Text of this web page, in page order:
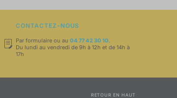
CONTACTEZ-NOUS
Par formulaire ou au 04 77 42 30 10.
Du lundi au vendredi de 9h à 12h et de 14h à
17h
RETOUR EN HAUT